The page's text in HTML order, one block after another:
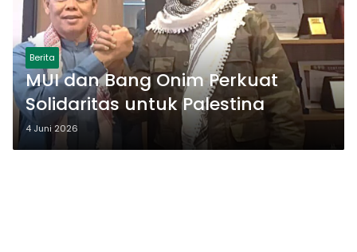
Berita
MUI dan Bang Onim Perkuat
Solidaritas untuk Palestina
4 Juni 2026